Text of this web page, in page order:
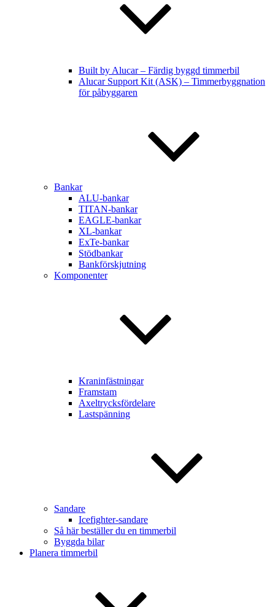
Built by Alucar – Färdig byggd timmerbil
Alucar Support Kit (ASK) – Timmerbyggnation
för påbyggaren
Bankar
ALU-bankar
TITAN-bankar
EAGLE-bankar
XL-bankar
ExTe-bankar
Stödbankar
Bankförskjutning
Komponenter
Kraninfästningar
Framstam
Axeltrycksfördelare
Lastspänning
Sandare
Icefighter-sandare
Så här beställer du en timmerbil
Byggda bilar
Planera timmerbil